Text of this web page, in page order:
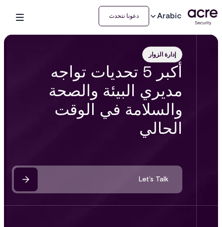
Arabic دعونا نتحدث
إدارة الزوار
أكبر 5 تحديات تواجه
مديري البيئة والصحة
والسلامة في الوقت
الحالي
Let’s Talk